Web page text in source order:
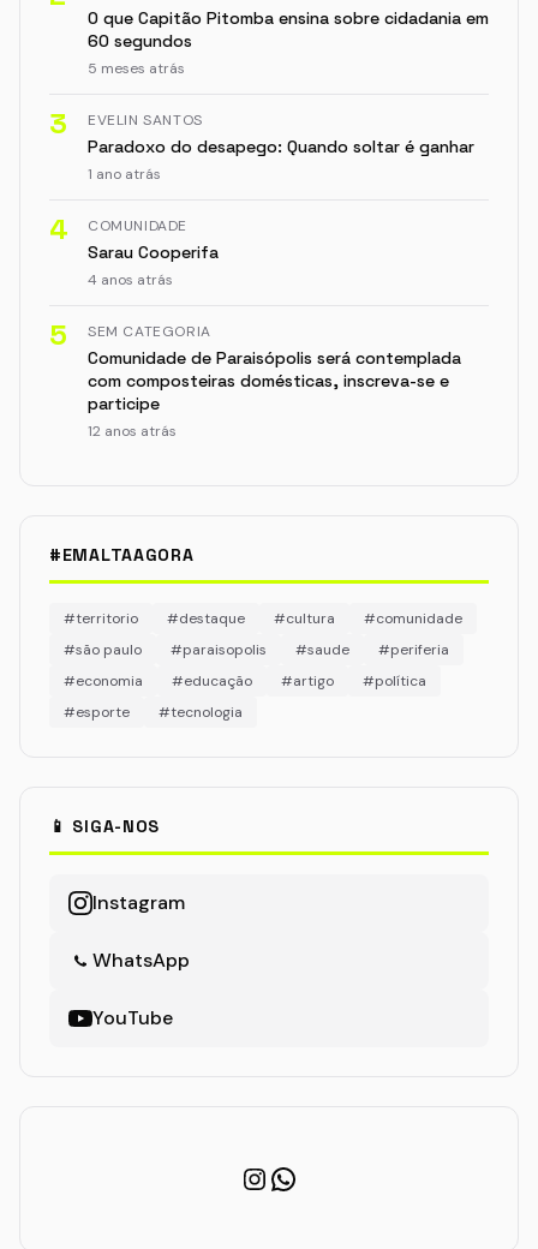
O que Capitão Pitomba ensina sobre cidadania em
60 segundos
5 meses atrás
3 EVELIN SANTOS
Paradoxo do desapego: Quando soltar é ganhar
1 ano atrás
4 COMUNIDADE
Sarau Cooperifa
4 anos atrás
5 SEM CATEGORIA
Comunidade de Paraisópolis será contemplada
com composteiras domésticas, inscreva-se e
participe
12 anos atrás
#EMALTAAGORA
#territorio #destaque #cultura
#comunidade
#são paulo
#paraisopolis #saude
#periferia
#economia
#educação #artigo
#política
#esporte
#tecnologia
📱 SIGA-NOS
Instagram
WhatsApp
YouTube
Instagram
WhatsApp